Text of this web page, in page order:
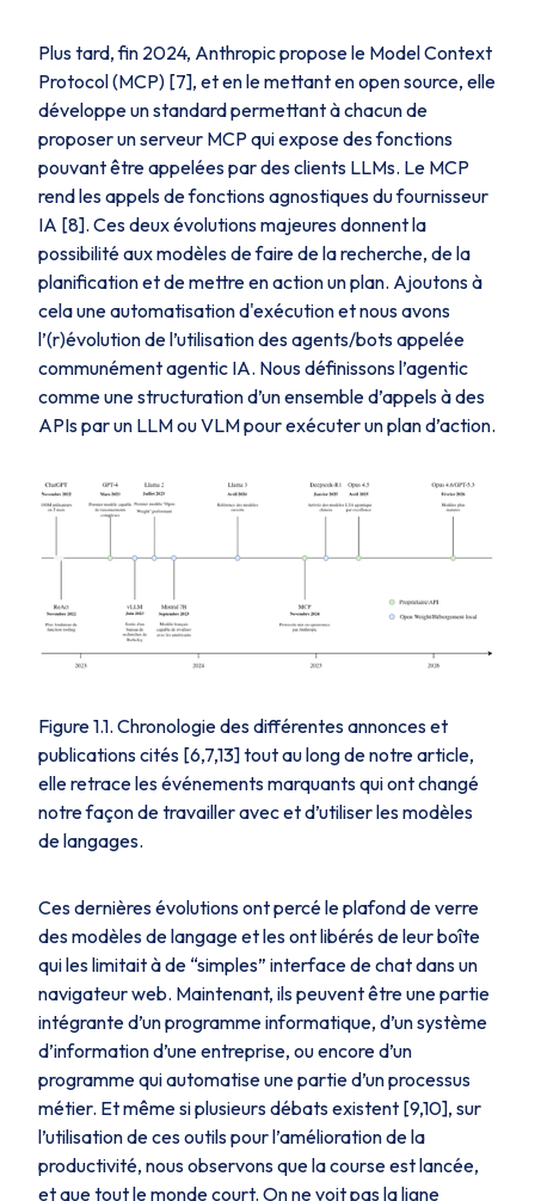
Plus tard, fin 2024, Anthropic propose le Model Context
Protocol (MCP) [7], et en le mettant en open source, elle
développe un standard permettant à chacun de
proposer un serveur MCP qui expose des fonctions
pouvant être appelées par des clients LLMs. Le MCP
rend les appels de fonctions agnostiques du fournisseur
IA [8]. Ces deux évolutions majeures donnent la
possibilité aux modèles de faire de la recherche, de la
planification et de mettre en action un plan. Ajoutons à
cela une automatisation d'exécution et nous avons
l’(r)évolution de l’utilisation des agents/bots appelée
communément agentic IA. Nous définissons l’agentic
comme une structuration d’un ensemble d’appels à des
APIs par un LLM ou VLM pour exécuter un plan d’action.
Figure 1.1. Chronologie des différentes annonces et
publications cités [6,7,13] tout au long de notre article,
elle retrace les événements marquants qui ont changé
notre façon de travailler avec et d’utiliser les modèles
de langages.
Ces dernières évolutions ont percé le plafond de verre
des modèles de langage et les ont libérés de leur boîte
qui les limitait à de “simples” interface de chat dans un
navigateur web. Maintenant, ils peuvent être une partie
intégrante d’un programme informatique, d’un système
d’information d’une entreprise, ou encore d’un
programme qui automatise une partie d’un processus
métier. Et même si plusieurs débats existent [9,10], sur
l’utilisation de ces outils pour l’amélioration de la
productivité, nous observons que la course est lancée,
et que tout le monde court. On ne voit pas la ligne